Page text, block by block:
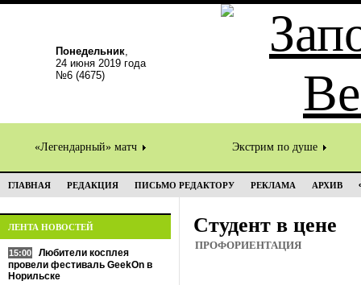
Понедельник,
24 июня 2019 года
№6 (4675)
«Легендарный» матч Экстрим по душе
ГЛАВНАЯ РЕДАКЦИЯ ПИСЬМО РЕДАКТОРУ РЕКЛАМА АРХИВ
ЛЕНТА НОВОСТЕЙ
15:00
Любители косплея
провели фестиваль GeekOn в
Норильске
Студент в цене
ПРОФОРИЕНТАЦИЯ